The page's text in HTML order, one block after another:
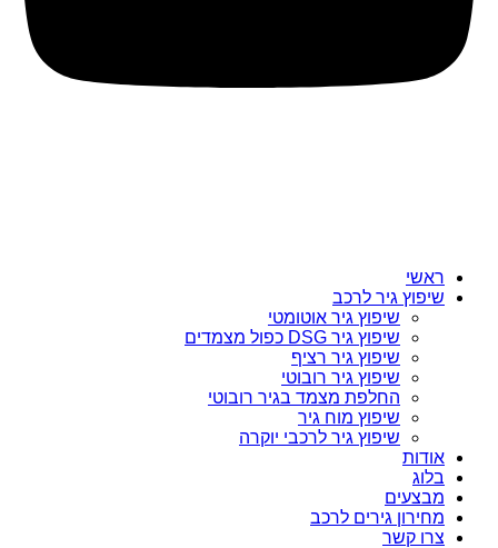
ראשי
שיפוץ גיר לרכב
שיפוץ גיר אוטומטי
שיפוץ גיר DSG כפול מצמדים
שיפוץ גיר רציף
שיפוץ גיר רובוטי
החלפת מצמד בגיר רובוטי
שיפוץ מוח גיר
שיפוץ גיר לרכבי יוקרה
אודות
בלוג
מבצעים
מחירון גירים לרכב
צרו קשר